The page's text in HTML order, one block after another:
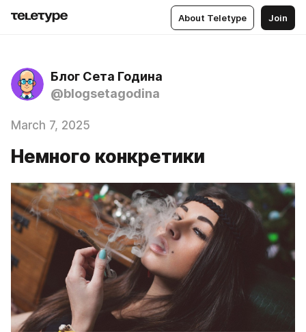
About Teletype Join
Блог Сета Година
@blogsetagodina
March 7, 2025
Немного конкретики